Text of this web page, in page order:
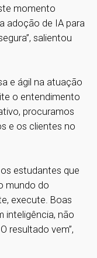
momento
adoção de IA para
salientou
e ágil na atuação
o entendimento
procuramos
e os clientes no
estudantes que
mundo do
execute. Boas
inteligência, não
resultado vem”,